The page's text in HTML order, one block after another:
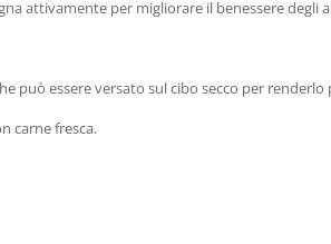
attivamente per migliorare il benessere degli
può essere versato sul cibo secco per
carne fresca.